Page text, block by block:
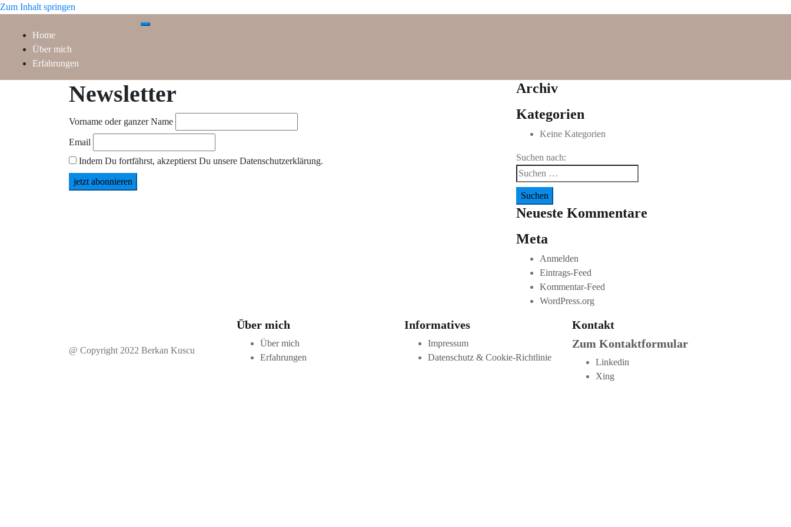
Zum Inhalt springen
Home
Über mich
Erfahrungen
Newsletter
Vorname oder ganzer Name
Email
Indem Du fortfährst, akzeptierst Du unsere Datenschutzerklärung.
Archiv
Kategorien
Keine Kategorien
Suchen nach:
Neueste Kommentare
Meta
Anmelden
Eintrags-Feed
Kommentar-Feed
WordPress.org
@ Copyright 2022 Berkan Kuscu
Über mich
Über mich
Erfahrungen
Informatives
Impressum
Datenschutz & Cookie-Richtlinie
Kontakt
Zum Kontaktformular
Linkedin
Xing